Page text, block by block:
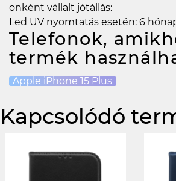
önként vállalt jótállás:
Led UV nyomtatás esetén: 6
Telefonok,
termék
Apple iPhone 15 Plus
Kapcsolódó